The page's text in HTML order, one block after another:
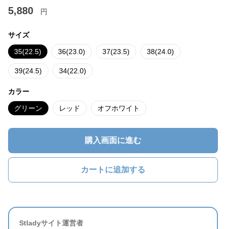
5,880 円
サイズ
35(22.5) 36(23.0) 37(23.5) 38(24.0)
39(24.5) 34(22.0)
カラー
グリーン レッド オフホワイト
購入画面に進む
カートに追加する
Stladyサイト運営者